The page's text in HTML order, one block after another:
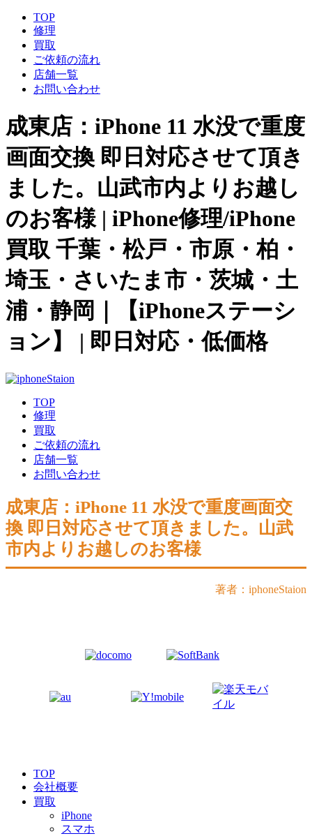
TOP
修理
買取
ご依頼の流れ
店舗一覧
お問い合わせ
成東店：iPhone 11 水没で重度
画面交換 即日対応させて頂き
ました。山武市内よりお越し
のお客様 | iPhone修理/iPhone
買取 千葉・松戸・市原・柏・
埼玉・さいたま市・茨城・土
浦・静岡｜【iPhoneステーシ
ョン】 | 即日対応・低価格
TOP
修理
買取
ご依頼の流れ
店舗一覧
お問い合わせ
成東店：iPhone 11 水没で重度画面交
換 即日対応させて頂きました。山武
市内よりお越しのお客様
著者：iphoneStaion
TOP
会社概要
買取
iPhone
スマホ